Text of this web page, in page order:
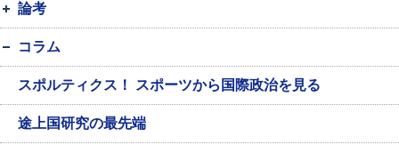
論考
コラム
スポルティクス！ スポーツから国際政治を見る
途上国研究の最先端